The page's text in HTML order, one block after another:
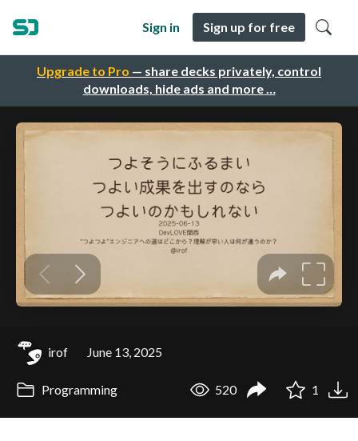
Upgrade to Pro — share decks privately, control
downloads, hide ads and more …
Sign in Sign up for free
irof June 13, 2025
Programming 520 1